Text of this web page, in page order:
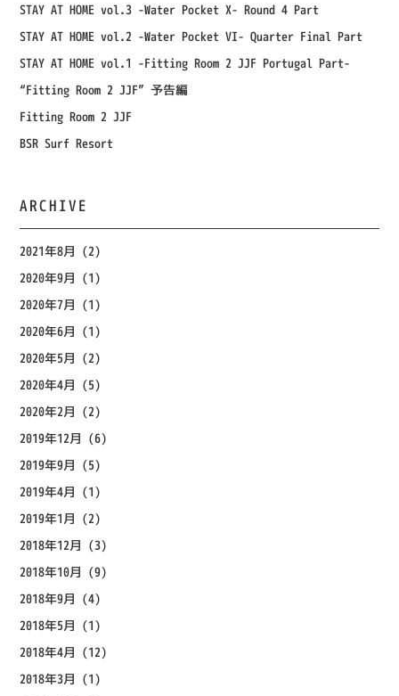
STAY AT HOME vol.3 -Water Pocket X- Round 4 Part
STAY AT HOME vol.2 -Water Pocket VI- Quarter Final Part
STAY AT HOME vol.1 -Fitting Room 2 JJF Portugal Part-
“Fitting Room 2 JJF” 予告編
Fitting Room 2 JJF
BSR Surf Resort
ARCHIVE
2021年8月 (2)
2020年9月 (1)
2020年7月 (1)
2020年6月 (1)
2020年5月 (2)
2020年4月 (5)
2020年2月 (2)
2019年12月 (6)
2019年9月 (5)
2019年4月 (1)
2019年1月 (2)
2018年12月 (3)
2018年10月 (9)
2018年9月 (4)
2018年5月 (1)
2018年4月 (12)
2018年3月 (1)